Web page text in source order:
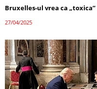
Bruxelles-ul vrea ca
27/04/2025